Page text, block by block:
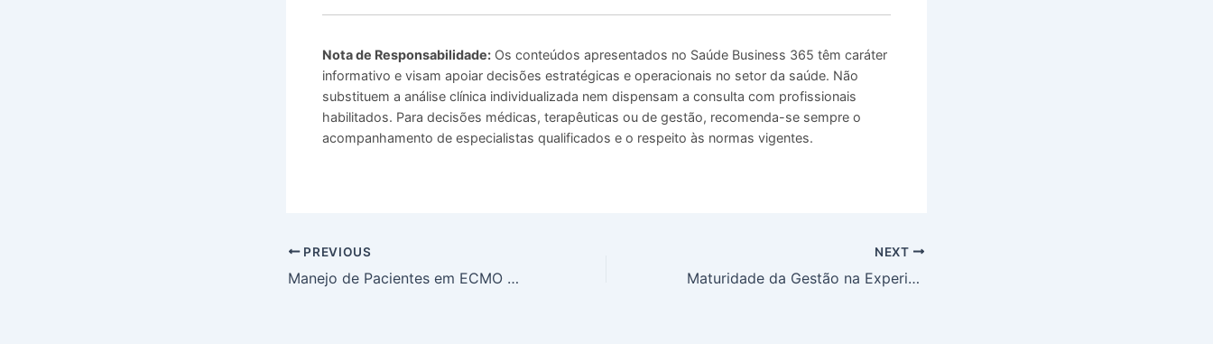
Nota de Responsabilidade: Os conteúdos apresentados no Saúde Business 365 têm caráter
informativo e visam apoiar decisões estratégicas e operacionais no setor da saúde. Não
substituem a análise clínica individualizada nem dispensam a consulta com profissionais
habilitados. Para decisões médicas, terapêuticas ou de gestão, recomenda-se sempre o
acompanhamento de especialistas qualificados e o respeito às normas vigentes.
PREVIOUS
Manejo de Pacientes em ECMO Diretriz das Sociedades Britânicas
NEXT
Maturidade da Gestão na Experiência do Paciente em Hospitais